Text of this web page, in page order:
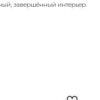
завершённый интерьер.